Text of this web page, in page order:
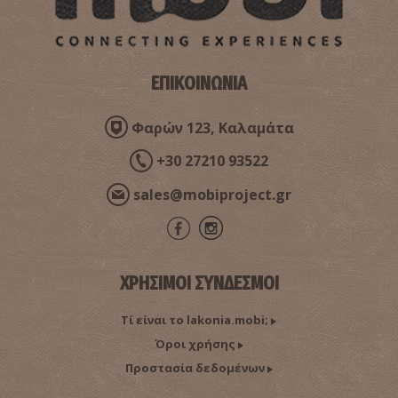
«Ισσωρία Άρτεμις»-Αγωνιστικός Δόλιχος Δρόμος
Πηνελόπειος Δρόμος
ΕΠΙΚΟΙΝΩΝΙΑ
Φαρών 123, Καλαμάτα
+30 27210 93522
sales@mobiproject.gr
ΧΡΗΣΙΜΟΙ ΣΥΝΔΕΣΜΟΙ
Τί είναι το lakonia.mobi;
Όροι χρήσης
Προστασία δεδομένων